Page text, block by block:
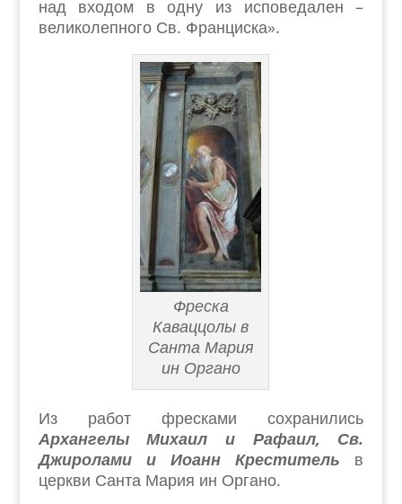
над входом в одну из исповедален –
великолепного Св. Франциска».
Фреска
Каваццолы в
Санта Мария
ин Органо
Из работ фресками сохранились
Архангелы Михаил и Рафаил, Св.
Джиролами и Иоанн Креститель в
церкви Санта Мария ин Органо.